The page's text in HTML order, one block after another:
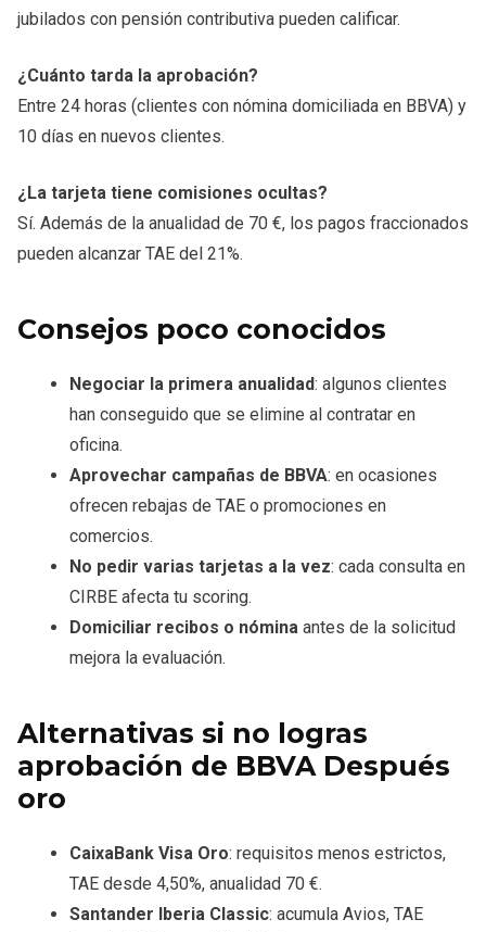
jubilados con pensión contributiva pueden calificar.
¿Cuánto tarda la aprobación?
Entre 24 horas (clientes con nómina domiciliada en BBVA) y
10 días en nuevos clientes.
¿La tarjeta tiene comisiones ocultas?
Sí. Además de la anualidad de 70 €, los pagos fraccionados
pueden alcanzar TAE del 21%.
Consejos poco conocidos
Negociar la primera anualidad: algunos clientes
han conseguido que se elimine al contratar en
oficina.
Aprovechar campañas de BBVA: en ocasiones
ofrecen rebajas de TAE o promociones en
comercios.
No pedir varias tarjetas a la vez: cada consulta en
CIRBE afecta tu scoring.
Domiciliar recibos o nómina antes de la solicitud
mejora la evaluación.
Alternativas si no logras
aprobación de BBVA Después
oro
CaixaBank Visa Oro: requisitos menos estrictos,
TAE desde 4,50%, anualidad 70 €.
Santander Iberia Classic: acumula Avios, TAE